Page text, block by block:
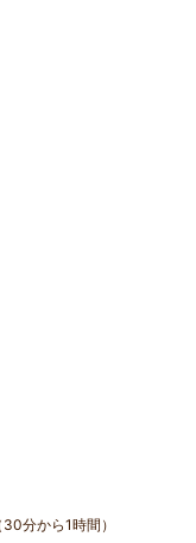
分から1時間）